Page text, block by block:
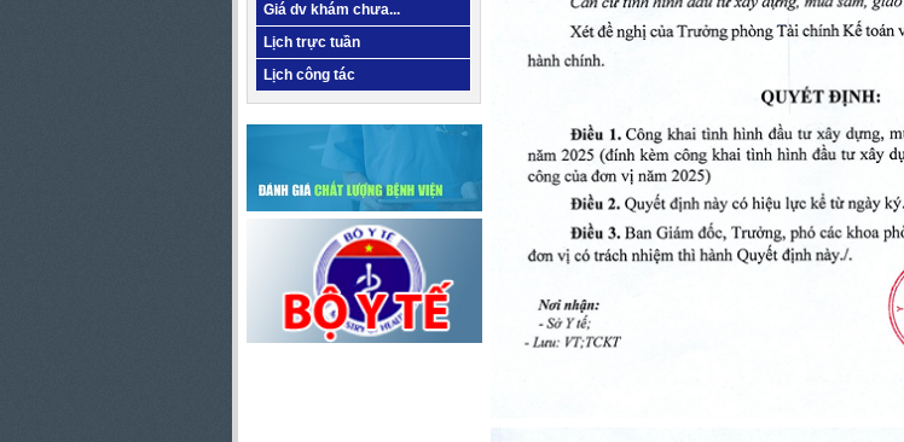
Giá dv khám chưa...
Lịch trực tuần
Lịch công tác